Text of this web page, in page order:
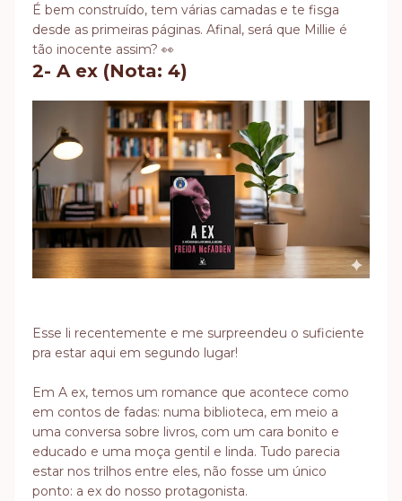
É bem construído, tem várias camadas e te fisga
desde as primeiras páginas. Afinal, será que Millie é
tão inocente assim? 👀
2- A ex (Nota: 4)
Esse li recentemente e me surpreendeu o suficiente
pra estar aqui em segundo lugar!
Em A ex, temos um romance que acontece como
em contos de fadas: numa biblioteca, em meio a
uma conversa sobre livros, com um cara bonito e
educado e uma moça gentil e linda. Tudo parecia
estar nos trilhos entre eles, não fosse um único
ponto: a ex do nosso protagonista.